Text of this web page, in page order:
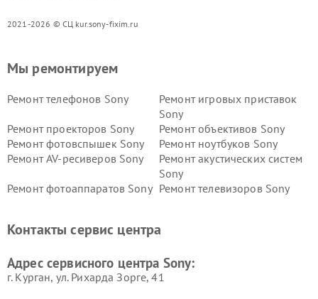
2021-2026 © СЦ kur.sony-fixim.ru
Мы ремонтируем
Ремонт телефонов Sony
Ремонт игровых приставок
Sony
Ремонт проекторов Sony
Ремонт объективов Sony
Ремонт фотовспышек Sony
Ремонт ноутбуков Sony
Ремонт AV-ресиверов Sony
Ремонт акустических систем
Sony
Ремонт фотоаппаратов Sony Ремонт телевизоров Sony
Контакты сервис центра
Адрес сервисного центра Sony:
г. Курган, ул. Рихарда Зорге, 41